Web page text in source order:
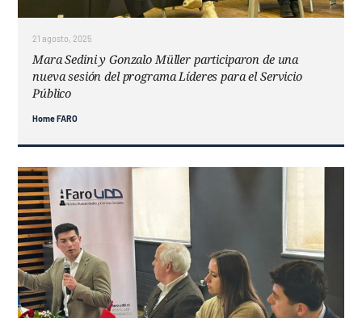
21 agosto, 2025
Mara Sedini y Gonzalo Müller participaron de una
nueva sesión del programa Líderes para el Servicio
Público
Home FARO